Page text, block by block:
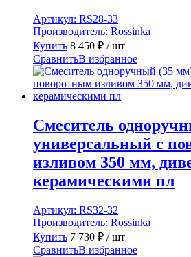
Артикул: RS28-33
Производитель: Rossinka
Купить 8 450 ₽ / шт
СравнитьВ избранное
Смеситель
универсальный с
изливом 350 мм,
керамическими пл
Артикул: RS32-32
Производитель: Rossinka
Купить 7 730 ₽ / шт
СравнитьВ избранное